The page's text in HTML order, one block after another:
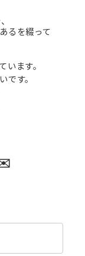
るを綴って
ます。
す。